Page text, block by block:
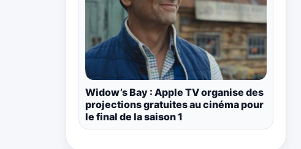
Widow’s Bay : Apple TV organise des
projections gratuites au cinéma pour
le final de la saison 1